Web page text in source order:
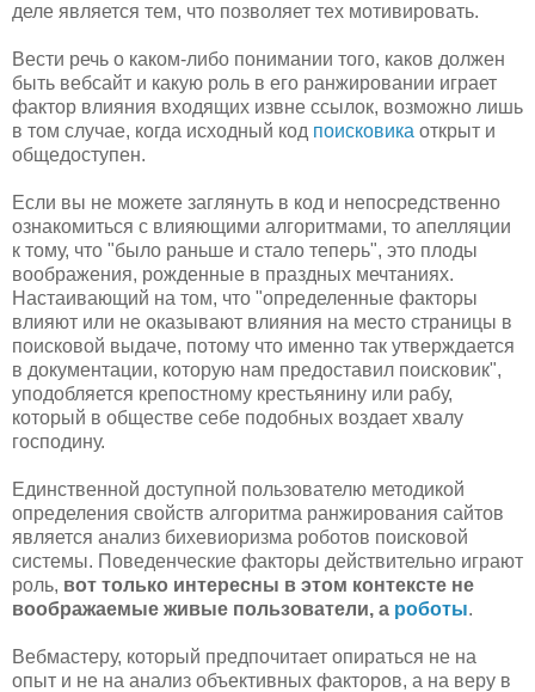
деле является тем, что позволяет тех мотивировать.
Вести речь о каком-либо понимании того, каков должен
быть вебсайт и какую роль в его ранжировании играет
фактор влияния входящих извне ссылок, возможно лишь
в том случае, когда исходный код поисковика открыт и
общедоступен.
Если вы не можете заглянуть в код и непосредственно
ознакомиться с влияющими алгоритмами, то апелляции
к тому, что "было раньше и стало теперь", это плоды
воображения, рожденные в праздных мечтаниях.
Настаивающий на том, что "определенные факторы
влияют или не оказывают влияния на место страницы в
поисковой выдаче, потому что именно так утверждается
в документации, которую нам предоставил поисковик",
уподобляется крепостному крестьянину или рабу,
который в обществе себе подобных воздает хвалу
господину.
Единственной доступной пользователю методикой
определения свойств алгоритма ранжирования сайтов
является анализ бихевиоризма роботов поисковой
системы. Поведенческие факторы действительно играют
роль, вот только интересны в этом контексте не
воображаемые живые пользователи, а роботы.
Вебмастеру, который предпочитает опираться не на
опыт и не на анализ объективных факторов, а на веру в